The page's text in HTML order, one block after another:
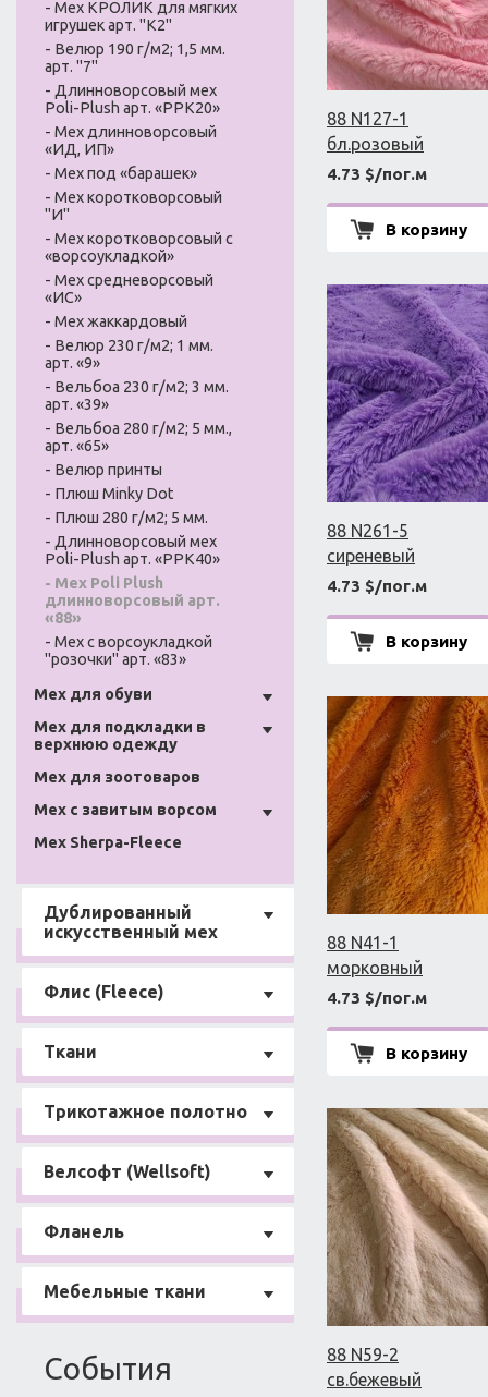
- Мех КРОЛИК для мягких
игрушек арт. "К2"
- Велюр 190 г/м2; 1,5 мм.
арт. "7"
- Длинноворсовый мех
Poli-Plush арт. «PPK20»
- Мех длинноворсовый
«ИД, ИП»
- Мех под «барашек»
- Мех коротковорсовый
"И"
- Мех коротковорсовый с
«ворсоукладкой»
- Мех средневорсовый
«ИС»
- Мех жаккардовый
- Велюр 230 г/м2; 1 мм.
арт. «9»
- Вельбоа 230 г/м2; 3 мм.
арт. «39»
- Вельбоа 280 г/м2; 5 мм.,
арт. «65»
- Велюр принты
- Плюш Minky Dot
- Плюш 280 г/м2; 5 мм.
- Длинноворсовый мех
Poli-Plush арт. «PPK40»
- Мех Poli Plush
длинноворсовый арт.
«88»
- Мех с ворсоукладкой
"розочки" арт. «83»
Мех для обуви
Мех для подкладки в
верхнюю одежду
Мех для зоотоваров
Мех с завитым ворсом
Мех Sherpa-Fleece
Дублированный
искусственный мех
Флис (Fleece)
Ткани
Трикотажное полотно
Велсофт (Wellsoft)
Фланель
Мебельные ткани
События
88 N127-1
бл.розовый
4.73 $/пог.м
В корзину
88 N261-5
сиреневый
4.73 $/пог.м
В корзину
88 N41-1
морковный
4.73 $/пог.м
В корзину
88 N59-2
св.бежевый